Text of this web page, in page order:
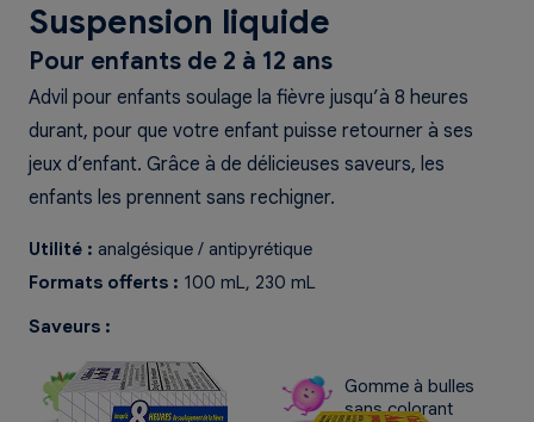
Suspension liquide
Pour enfants de 2 à 12 ans
Advil pour enfants soulage la fièvre jusqu’à 8 heures
durant, pour que votre enfant puisse retourner à ses
jeux d’enfant. Grâce à de délicieuses saveurs, les
enfants les prennent sans rechigner.
Utilité : analgésique / antipyrétique
Formats offerts : 100 mL, 230 mL
Saveurs :
Raisin sans
colorant
Gomme à bulles
sans colorant